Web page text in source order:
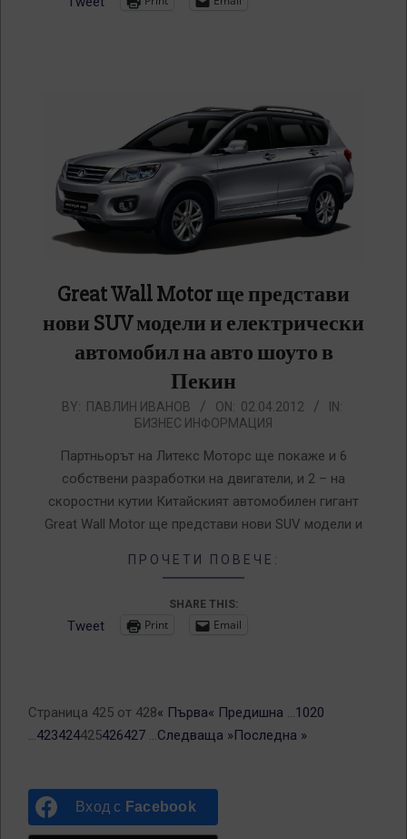
Great Wall Motor ще представи
нови SUV модели и електрически
автомобил на авто шоуто в
Пекин
2012-
BY: ПАВЛИН ИВАНОВ ON: 02.04.2012
IN:
БИЗНЕС ИНФОРМАЦИЯ
Партньорът на Литекс Моторс ще покаже и 6
собствени разработки на двигатели, и 2 – на
скоростни кутии Китайският автомобилен гигант
Great Wall Motor ще представи нови SUV модели и
ПРОЧЕТИ ПОВЕЧЕ:
SHARE THIS:
Tweet Print Email
Страница 425 от 428« Първа« Предишна ...1020
...423424425426427 ...Следваща » Последна »
Вход с Facebook